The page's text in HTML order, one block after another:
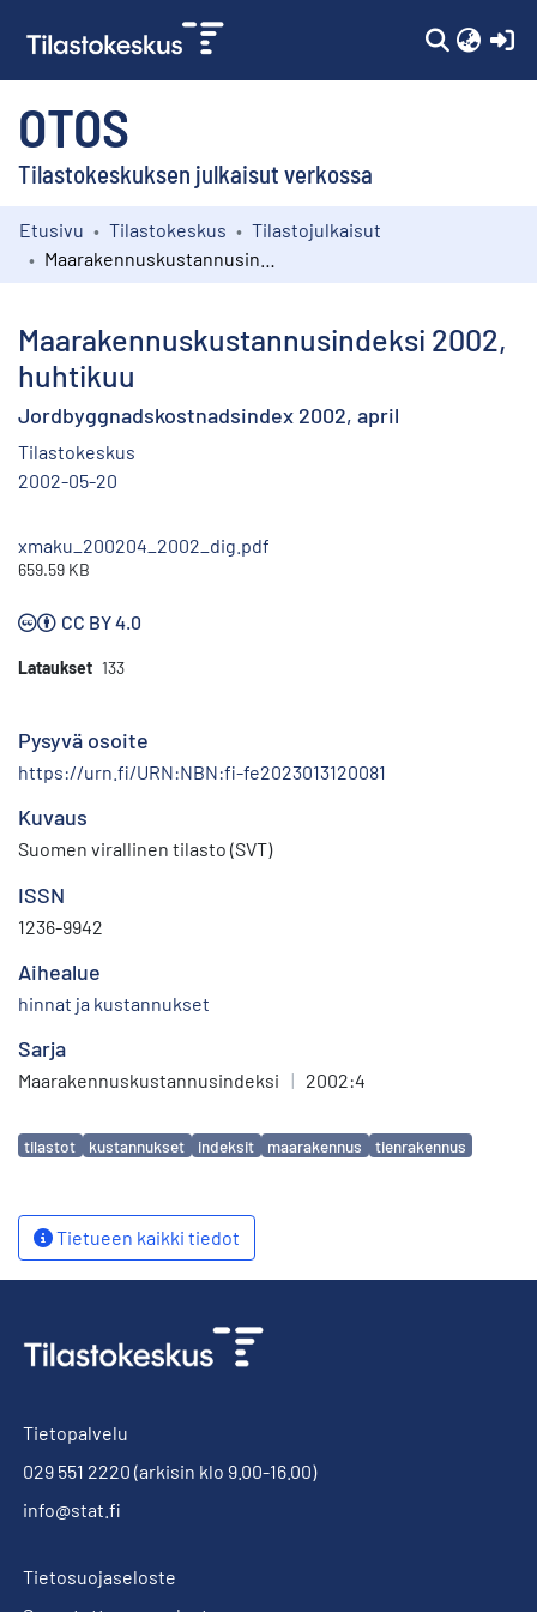
OTOS
Tilastokeskuksen julkaisut verkossa
Kokoelmat
Etusivu Tilastokeskus
Tilastojulkaisut
Maarakennuskustannusindeksi 2002,
huhtikuu
Jordbyggnadskostnadsindex 2002, april
Tilastokeskus
2002-05-20
xmaku_200204_2002_dig.pdf
659.59 KB
CC BY 4.0
Lataukset 133
Pysyvä osoite
https://urn.fi/URN:NBN:fi-fe2023013120081
Kuvaus
Suomen virallinen tilasto (SVT)
ISSN
1236-9942
Aihealue
hinnat ja kustannukset
Sarja
Maarakennuskustannusindeksi | 2002:4
Avainsanat
tilastot kustannukset indeksit maarakennus tienrakennus
Tietueen kaikki tiedot
Tietopalvelu
029 551 2220 (arkisin klo 9.00-16.00)
info@stat.fi
Tietosuojaseloste